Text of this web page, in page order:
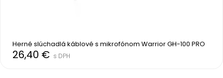
Herné slúchadlá káblové s mikrofónom Warrior GH-100 PRO
26,40 € s DPH